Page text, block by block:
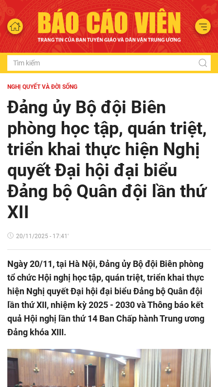
NGHỊ QUYẾT VÀ ĐỜI SỐNG
Đảng ủy Bộ đội Biên
phòng học tập, quán triệt,
triển khai thực hiện Nghị
quyết Đại hội đại biểu
Đảng bộ Quân đội lần thứ
XII
20/11/2025 - 17:41'
Ngày 20/11, tại Hà Nội, Đảng ủy Bộ đội Biên phòng
tổ chức Hội nghị học tập, quán triệt, triển khai thực
hiện Nghị quyết Đại hội đại biểu Đảng bộ Quân đội
lần thứ XII, nhiệm kỳ 2025 - 2030 và Thông báo kết
quả Hội nghị lần thứ 14 Ban Chấp hành Trung ương
Đảng khóa XIII.